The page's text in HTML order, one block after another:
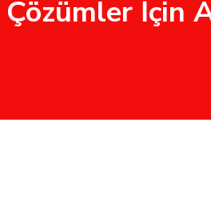
İçin